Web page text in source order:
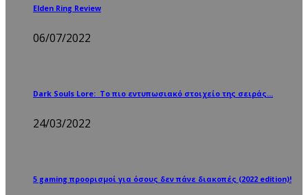
Elden Ring Review
06/07/2022
Dark Souls Lore: Το πιο εντυπωσιακό στοιχείο της σειράς…
24/03/2022
5 gaming προορισμοί για όσους δεν πάνε διακοπές (2022 edition)!